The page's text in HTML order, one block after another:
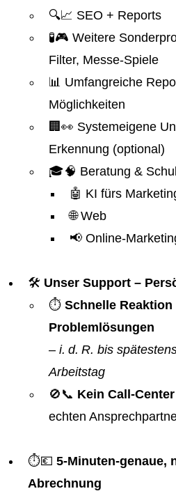
🔍📈 SEO + Reports
🧪🎮 Weitere
Filter, Messe-Spiele
📊 Umfangreiche
Möglichkeiten
🏢👀 Systemeigene
Erkennung (optional)
🎓🧠 Beratung &
🤖 KI fürs
🌐 Web
📢 Online-
🛠️ Unser Support –
⏱️ Schnelle
Problemlösungen
– i. d. R. bis
Arbeitstag
🚫📞 Kein Call-Center
echten
⏱️💶 5-Minuten-genaue,
Abrechnung